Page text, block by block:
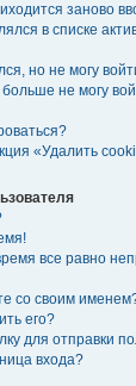
заново
в списке
но не могу
не могу
«Удалить
все равно
со своим
его?
для отправки
входа?